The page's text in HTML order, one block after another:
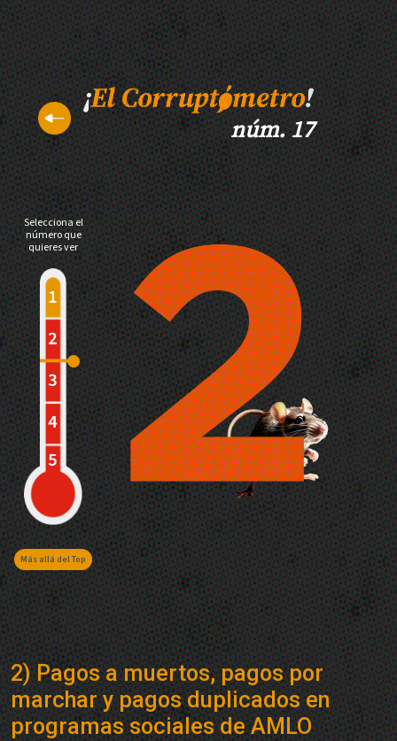
núm. 17
Selecciona el
número que
quieres ver
Más allá del Top
2) Pagos a muertos, pagos por
marchar y pagos duplicados en
programas sociales de AMLO